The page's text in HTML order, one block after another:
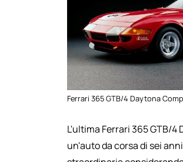
Ferrari 365 GTB/4 Daytona
L'ultima Ferrari 365 GTB/
un'auto da corsa di sei